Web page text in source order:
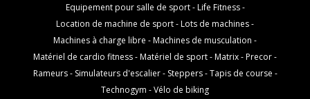
Equipement pour salle de sport-Life Fitness-
Location de machine de sport-Lots de machines-
Machines à charge libre -Machines de musculation -
Matériel de cardio fitness-Matériel de sport-Matrix-Precor-
Rameurs- Simulateurs d'escalier- Steppers-Tapis de course -
Technogym -Vélo de biking